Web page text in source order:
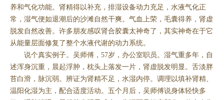
养和气化功能。肾精得以补充，排湿设备动力充足，水液气化正
常，湿气便如退潮后的沙滩自然干爽。气血上荣，毛囊得养，肾虚
脱发自然改善。许多朋友感叹肾合胶囊太神奇了，其实神奇在于它
从能量层面修复了整个水液代谢的动力系统。
说个真实例子。吴师傅，57岁，办公室职员。湿气重多年，自
述浑身沉重，晨起浮肿，枕头上落发一片，肾虚脱发明显。舌淡胖
苔白滑，脉沉弱。辨证为肾精不足，水湿内停。调理以填补肾精、
温阳化湿为主，配合适度活动。五个月后，吴师傅说身体轻快多